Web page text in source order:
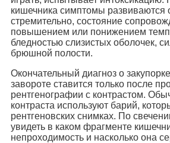
кишечника симптомы развиваются
стремительно, состояние
повышением или понижением
бледностью слизистых оболочек,
брюшной полости.
Окончательный диагноз о
завороте ставится только после
рентгенографии с контрастом.
контраста используют барий,
рентгеновских снимках. По
увидеть в каком фрагменте
непроходимость и насколько она